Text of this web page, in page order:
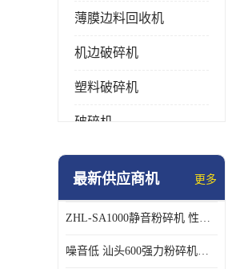
薄膜边料回收机
机边破碎机
塑料破碎机
破碎机
强力粉碎机
最新供应商机 更多
ZHL-SA1000静音粉碎机 性能稳定
噪音低 汕头600强力粉碎机直供